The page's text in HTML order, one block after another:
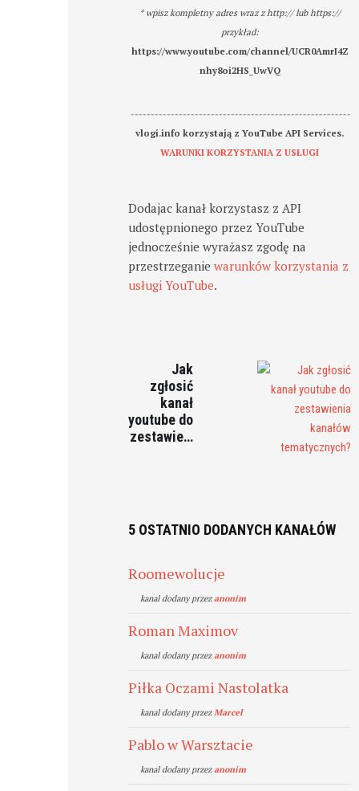
* wpisz kompletny adres wraz z http:// lub https://
przykład:
https://www.youtube.com/channel/UCR0AmrI4Z
nhy8oi2HS_UwVQ
-------------------------------------------------------
vlogi.info korzystają z YouTube API Services.
WARUNKI KORZYSTANIA Z USŁUGI
Dodajac kanał korzystasz z API
udostępnionego przez YouTube
jednocześnie wyrażasz zgodę na
przestrzeganiewarunków korzystania z
usługi YouTube.
Jak
zgłosić
kanał
youtube do
zestawie…
5 OSTATNIO DODANYCH KANAŁÓW
Roomewolucje
kanal dodany przezanonim
Roman Maximov
kanal dodany przezanonim
Piłka Oczami Nastolatka
kanal dodany przezMarcel
Pablo w Warsztacie
kanal dodany przezanonim